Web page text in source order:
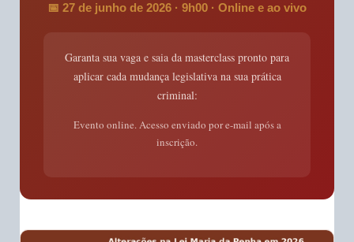
📅 27 de junho de 2026 · 9h00 · Online e ao vivo
Garanta sua vaga e saia da masterclass pronto para
aplicar cada mudança legislativa na sua prática
criminal:
Evento online. Acesso enviado por e-mail após a
inscrição.